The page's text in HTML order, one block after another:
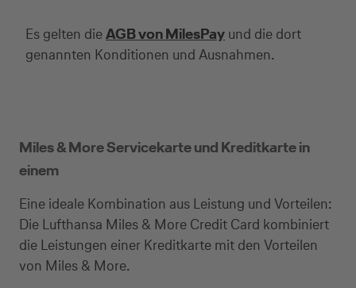
Es gelten dieAGB von MilesPay und die dort
genannten Konditionen und Ausnahmen.
Miles & More Servicekarte und Kreditkarte in
einem
Eine ideale Kombination aus Leistung und Vorteilen:
Die Lufthansa Miles & More Credit Card kombiniert
die Leistungen einer Kreditkarte mit den Vorteilen
von Miles & More.